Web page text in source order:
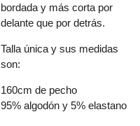
bordada y más corta por
delante que por detrás.
Talla única y sus medidas
son:
160cm de pecho
95% algodón y 5% elastano